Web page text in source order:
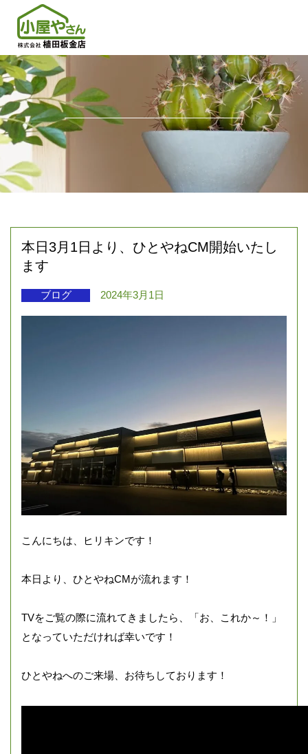
本日3月1日より、ひとやねCM開始いたし
ます
ブログ 2024年3月1日
こんにちは、ヒリキンです！
本日より、ひとやねCMが流れます！
TVをご覧の際に流れてきましたら、「お、これか～！」
となっていただければ幸いです！
ひとやねへのご来場、お待ちしております！